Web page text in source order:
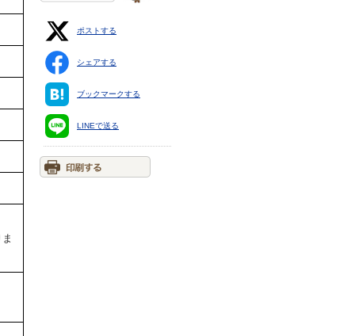
ポストする
シェアする
ブックマークする
LINEで送る